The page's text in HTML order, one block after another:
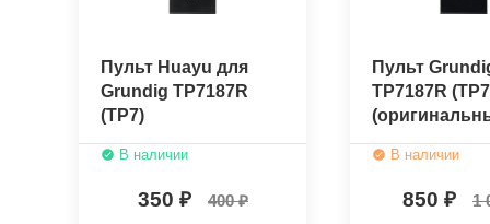
Пульт Huayu для
Grundig TP7187R
(TP7)
В наличии
350 400
Пульт
TP7187R
В наличии
850 1